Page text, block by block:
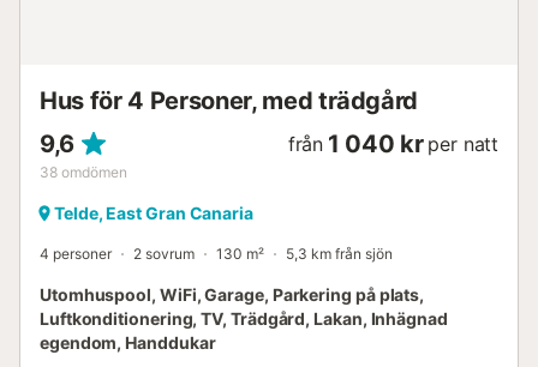
utrustat öppet kök och en ...
Hus för 4 Personer, med trädgård
9,6
38 omdömen
från 1 040 kr per natt
Telde, East Gran Canaria
4 personer 2 sovrum 130 m² 5,3 km från sjön
Utomhuspool, WiFi, Garage, Parkering på plats,
Luftkonditionering, TV, Trädgård, Lakan, Inhägnad
egendom, Handdukar